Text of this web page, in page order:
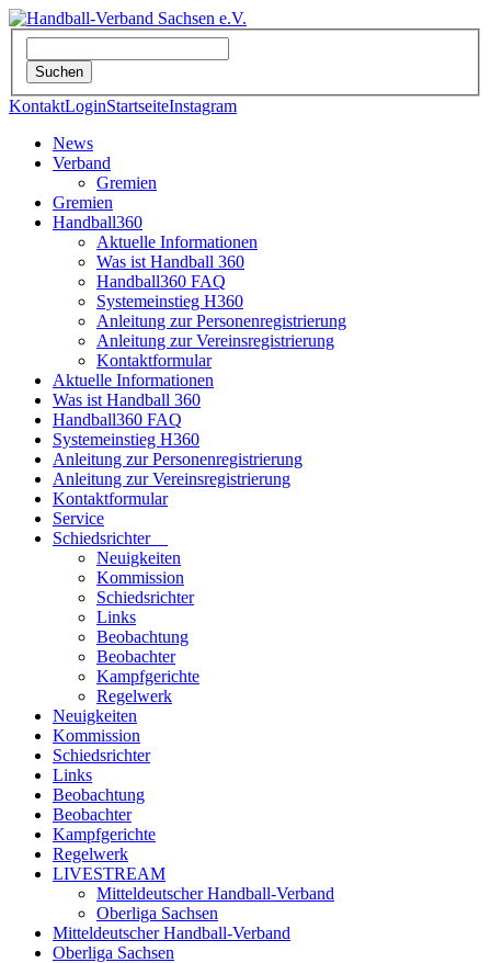
KontaktLoginStartseiteInstagram
News
Verband
Gremien
Gremien
Handball360
Aktuelle Informationen
Was ist Handball 360
Handball360 FAQ
Systemeinstieg H360
Anleitung zur Personenregistrierung
Anleitung zur Vereinsregistrierung
Kontaktformular
Aktuelle Informationen
Was ist Handball 360
Handball360 FAQ
Systemeinstieg H360
Anleitung zur Personenregistrierung
Anleitung zur Vereinsregistrierung
Kontaktformular
Service
Schiedsrichter
Neuigkeiten
Kommission
Schiedsrichter
Links
Beobachtung
Beobachter
Kampfgerichte
Regelwerk
Neuigkeiten
Kommission
Schiedsrichter
Links
Beobachtung
Beobachter
Kampfgerichte
Regelwerk
LIVESTREAM
Mitteldeutscher Handball-Verband
Oberliga Sachsen
Mitteldeutscher Handball-Verband
Oberliga Sachsen